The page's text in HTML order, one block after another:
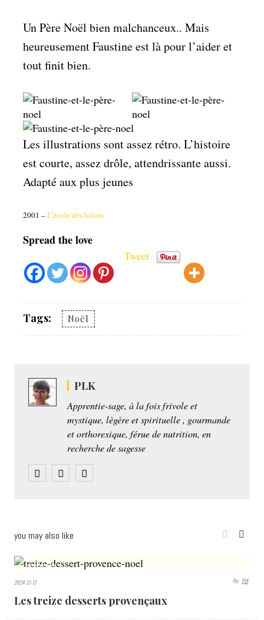
Un Père Noël bien malchanceux.. Mais
heureusement Faustine est là pour l’aider et
tout finit bien.
Les illustrations sont assez rétro. L’histoire
est courte, assez drôle, attendrissante aussi.
Adapté aux plus jeunes
2001 –L’école des loisirs
Spread the love
Tweet
Tags: Noël
PLK
Apprentie-sage, à la fois frivole et
mystique, lègère et spirituelle , gourmande
et orthorexique, férue de nutrition, en
recherche de sagesse
you may also like
VIEWS
2024-12-13 By: PLK
Les treize desserts provençaux